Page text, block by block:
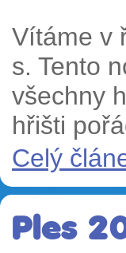
Vítáme v
s. Tento
všechny
hřišti
Celý
Ples